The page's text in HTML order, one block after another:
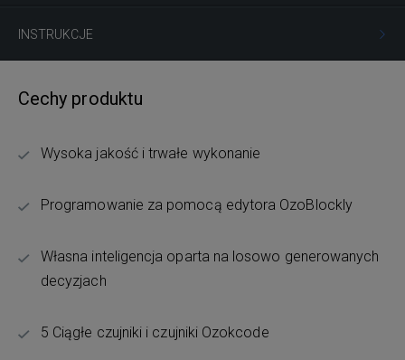
INSTRUKCJE
Cechy produktu
Wysoka jakość i trwałe wykonanie
Programowanie za pomocą edytora OzoBlockly
Własna inteligencja oparta na losowo generowanych
decyzjach
5 Ciągłe czujniki i czujniki Ozokcode